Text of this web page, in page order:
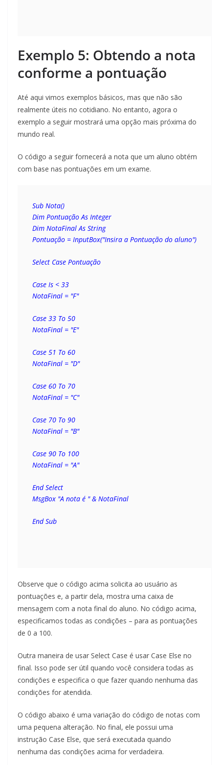
Exemplo 5: Obtendo a nota
conforme a pontuação
Até aqui vimos exemplos básicos, mas que não são
realmente úteis no cotidiano. No entanto, agora o
exemplo a seguir mostrará uma opção mais próxima do
mundo real.
O código a seguir fornecerá a nota que um aluno obtém
com base nas pontuações em um exame.
Sub Nota()
Dim Pontuação As Integer
Dim NotaFinal As String
Pontuação = InputBox("Insira a Pontuação do aluno")
Select Case Pontuação
Case Is < 33
NotaFinal = "F"
Case 33 To 50
NotaFinal = "E"
Case 51 To 60
NotaFinal = "D"
Case 60 To 70
NotaFinal = "C"
Case 70 To 90
NotaFinal = "B"
Case 90 To 100
NotaFinal = "A"
End Select
MsgBox "A nota é " & NotaFinal
End Sub
Observe que o código acima solicita ao usuário as
pontuações e, a partir dela, mostra uma caixa de
mensagem com a nota final do aluno. No código acima,
especificamos todas as condições – para as pontuações
de 0 a 100.
Outra maneira de usar Select Case é usar Case Else no
final. Isso pode ser útil quando você considera todas as
condições e especifica o que fazer quando nenhuma das
condições for atendida.
O código abaixo é uma variação do código de notas com
uma pequena alteração. No final, ele possui uma
instrução Case Else, que será executada quando
nenhuma das condições acima for verdadeira.